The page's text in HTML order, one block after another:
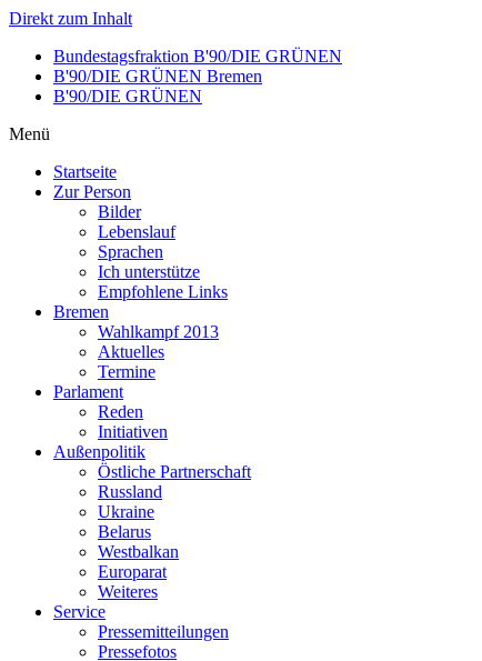
Direkt zum Inhalt
Bundestagsfraktion B'90/DIE GRÜNEN
B'90/DIE GRÜNEN Bremen
B'90/DIE GRÜNEN
Menü
Startseite
Zur Person
Bilder
Lebenslauf
Sprachen
Ich unterstütze
Empfohlene Links
Bremen
Wahlkampf 2013
Aktuelles
Termine
Parlament
Reden
Initiativen
Außenpolitik
Östliche Partnerschaft
Russland
Ukraine
Belarus
Westbalkan
Europarat
Weiteres
Service
Pressemitteilungen
Pressefotos